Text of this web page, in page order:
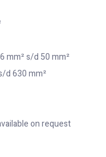
mm² s/d 50 mm²
d 630 mm²
on request